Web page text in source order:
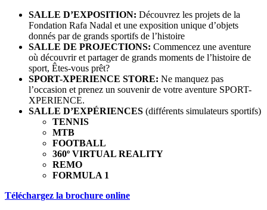
SALLE D’EXPOSITION: Découvrez les projets de la
Fondation Rafa Nadal et une exposition unique d’objets
donnés par de grands sportifs de l’histoire
SALLE DE PROJECTIONS: Commencez une aventure
où découvrir et partager de grands moments de l’histoire de
sport, Êtes-vous prêt?
SPORT-XPERIENCE STORE: Ne manquez pas
l’occasion et prenez un souvenir de votre aventure SPORT-
XPERIENCE.
SALLE D’EXPÉRIENCES (différents simulateurs sportifs)
TENNIS
MTB
FOOTBALL
360º VIRTUAL REALITY
REMO
FORMULA 1
Téléchargez la brochure online